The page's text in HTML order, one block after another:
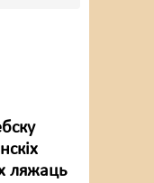
ляжаць